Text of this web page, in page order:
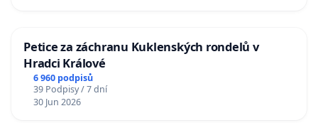
Petice za záchranu Kuklenských rondelů v
Hradci Králové
6 960 podpisů
39 Podpisy / 7 dní
30 Jun 2026